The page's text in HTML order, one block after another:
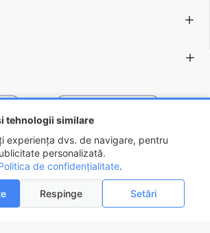
tehnologii similare
experiența dvs. de navigare, pentru
personalizată.
de confidențialitate.
Respinge Setări
COŞ AI INTREBARI?
- EXPOTEHNICA S.R.L.